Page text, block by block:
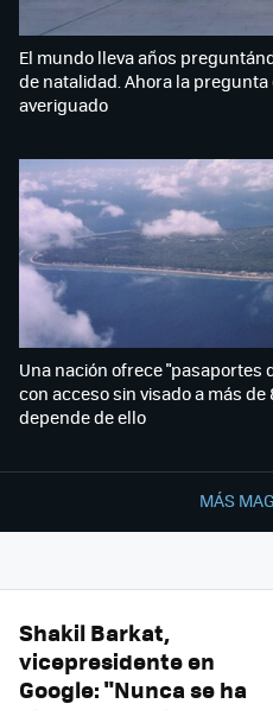
MÁS
El mundo lleva años
de natalidad. Ahora la pregunta
averiguado
Una nación ofrece "pasaportes
con acceso sin visado a más
depende de ello
Shakil Barkat,
vicepresidente en
Google: "Nunca se ha